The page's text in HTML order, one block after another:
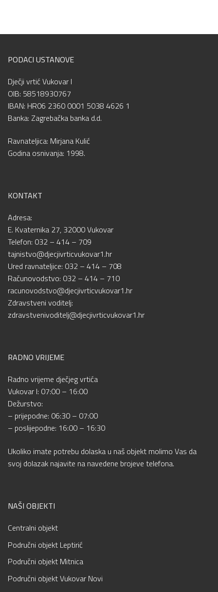
PODACI USTANOVE
Dječji vrtić Vukovar I
OIB: 58518930767
IBAN: HR06 2360 0001 5038 4626 1
Banka: Zagrebačka banka d.d.
Ravnateljica: Mirjana Kulić
Godina osnivanja: 1998.
KONTAKT
Adresa:
E. Kvaternika 27, 32000 Vukovar
Telefon: 032 – 414 – 709
tajnistvo@djecjivrticvukovar1.hr
Ured ravnateljice: 032 – 414 – 708
Računovodstvo: 032 – 414 – 710
racunovodstvo@djecjivrticvukovar1.hr
Zdravstveni voditelj:
zdravstvenivoditelj@djecjivrticvukovar1.hr
RADNO VRIJEME
Radno vrijeme dječjeg vrtića
Vukovar I: 07:00 – 16:00
Dežurstvo:
– prijepodne: 06:30 – 07:00
– poslijepodne: 16:00 – 16:30
Ukoliko imate potrebu dolaska u naš objekt molimo Vas da
svoj dolazak najavite na navedene brojeve telefona.
NAŠI OBJEKTI
Centralni objekt
Područni objekt Leptirić
Područni objekt Mitnica
Područni objekt Vukovar Novi